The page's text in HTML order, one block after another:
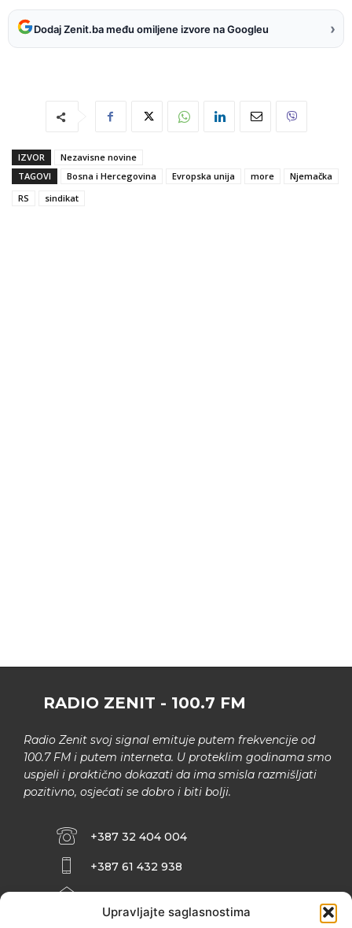
Upravljajte saglasnostima
Dodaj Zenit.ba među omiljene izvore na Googleu ›
IZVOR
Nezavisne novine
TAGOVI
Bosna i Hercegovina Evropska unija more
Njemačka
RS
sindikat
RADIO ZENIT - 100.7 FM
Radio Zenit svoj signal emituje putem frekvencije od
100.7 FM i putem interneta. U proteklim godinama smo
uspjeli i praktično dokazati da ima smisla razmišljati
pozitivno, osjećati se dobro i biti bolji.
+387 32 404 004
+387 61 432 938
INFO@ZENIT.BA